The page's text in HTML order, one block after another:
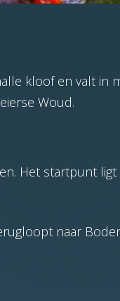
kloof en valt in
Woud.
Het startpunt
naar